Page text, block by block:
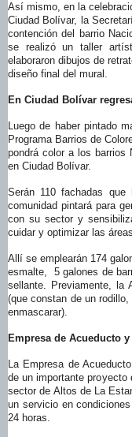
Así mismo, en la
Ciudad Bolívar, la
contención del barrio
se realizó un taller
elaboraron dibujos de
diseño final del mural.
En Ciudad Bolívar
Luego de haber pintado
Programa Barrios de
pondrá color a los barrios
en Ciudad Bolívar.
Serán 110 fachadas
comunidad pintará para
con su sector y
cuidar y optimizar las
Allí se emplearán 174
esmalte, 5 galones de
sellante. Previamente, la
(que constan de un
enmascarar).
Empresa de Acueducto
La Empresa de
de un importante proyecto
sector de Altos de La
un servicio en
24 horas.